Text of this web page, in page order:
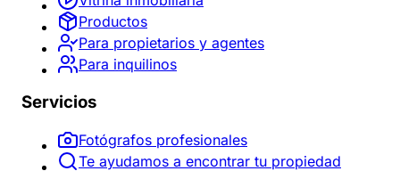
Productos
Para propietarios y agentes
Para inquilinos
Servicios
Fotógrafos profesionales
Te ayudamos a encontrar tu propiedad